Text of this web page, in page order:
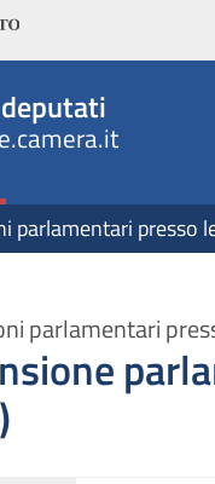
-
parlamentari presso
parlamentari